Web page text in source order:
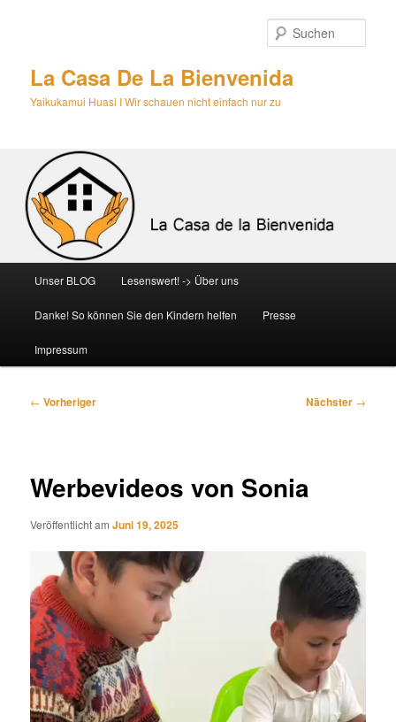
La Casa De La Bienvenida
Yaikukamui Huasi I Wir schauen nicht einfach nur zu
Unser BLOG Lesenswert! -> Über uns
Danke! So können Sie den Kindern helfen Presse
Impressum
Beitragsnavigation
← Vorheriger Nächster →
Werbevideos von Sonia
Veröffentlicht amJuni 19, 2025
Video-
Player